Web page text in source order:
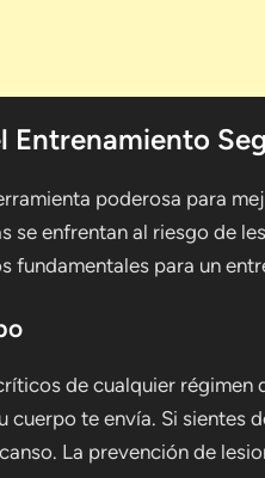
Entrenamiento
poderosa para
se enfrentan al riesgo de
fundamentales para un
de cualquier régimen
cuerpo te envía. Si sientes
La prevención de